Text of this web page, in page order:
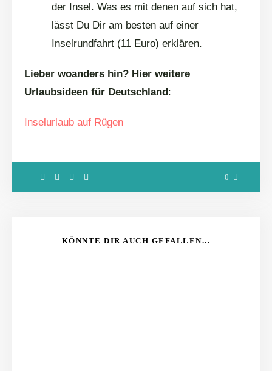
der Insel. Was es mit denen auf sich hat,
lässt Du Dir am besten auf einer
Inselrundfahrt (11 Euro) erklären.
Lieber woanders hin? Hier weitere
Urlaubsideen für Deutschland:
Inselurlaub auf Rügen
0
KÖNNTE DIR AUCH GEFALLEN...